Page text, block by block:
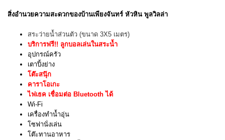
สิ่งอำนวยความสะดวกของบ้านเพียงจันทร์ หัวหิน พูลวิลล่า
สระว่ายน้ำส่วนตัว (ขนาด 3X5 เมตร)
บริการฟรี!! ลูกบอลเล่นในสระน้ำ
อุปกรณ์ครัว
เตาปิ้งย่าง
โต๊ะสนุ๊ก
คาราโอเกะ
ไฟเธค เชื่อมต่อ Bluetooth ได้
Wi-Fi
เครื่องทำน้ำอุ่น
โซฟานั่งเล่น
โต๊ะทานอาหาร